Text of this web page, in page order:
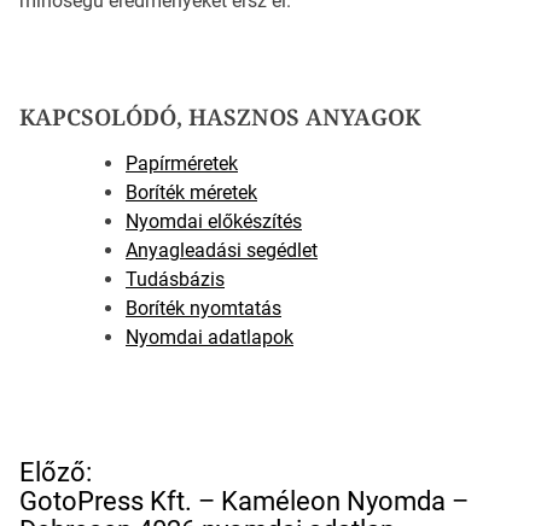
KAPCSOLÓDÓ, HASZNOS ANYAGOK
Papírméretek
Boríték méretek
Nyomdai előkészítés
Anyagleadási segédlet
Tudásbázis
Boríték nyomtatás
Nyomdai adatlapok
B
e
Előző:
GotoPress Kft. – Kaméleon Nyomda –